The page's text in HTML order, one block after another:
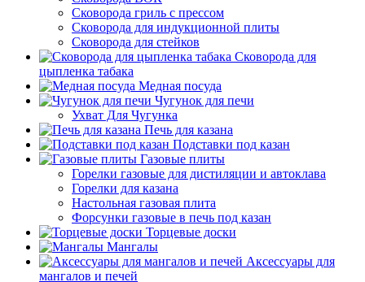
Сковорода гриль с прессом
Сковорода для индукционной плиты
Сковорода для стейков
Сковорода для
цыпленка табака
Медная посуда
Чугунок для печи
Ухват Для Чугунка
Печь для казана
Подставки под казан
Газовые плиты
Горелки газовые для дистиляции и автоклава
Горелки для казана
Настольная газовая плита
Форсунки газовые в печь под казан
Торцевые доски
Мангалы
Аксессуары для
мангалов и печей